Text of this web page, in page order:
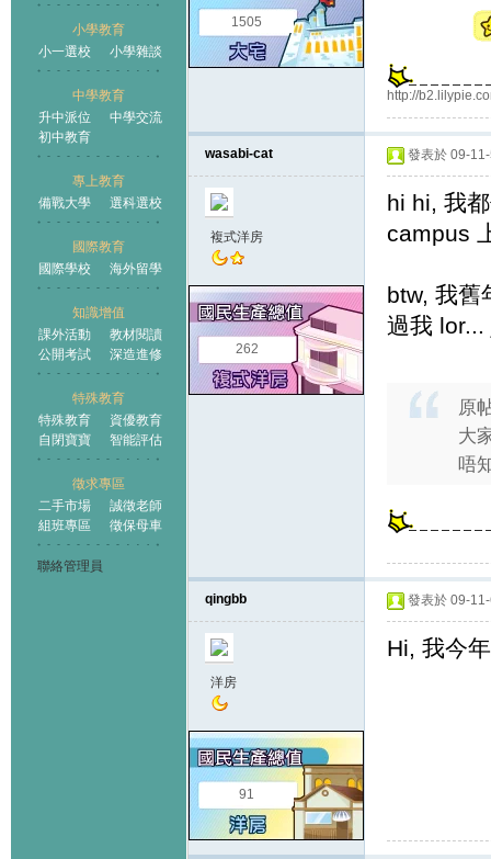
小學教育
小一選校
小學雜談
中學教育
升中派位
中學交流
初中教育
專上教育
備戰大學
選科選校
國際教育
國際學校
海外留學
知識增值
課外活動
教材閱讀
公開考試
深造進修
特殊教育
特殊教育
資優教育
自閉寶寶
智能評估
徵求專區
二手市場
誠徵老師
組班專區
徵保母車
聯絡管理員
1505
http://
wasabi-cat
複式洋房
262
發表於 09-
hi hi, 我
campus
btw, 我舊
過我
原
大
唔
qingbb
洋房
91
發表於 09-
Hi, 我今